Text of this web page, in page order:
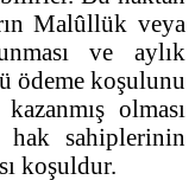
Malûllük veya
ve aylık
ödeme koşulunu
olması
sahiplerinin
koşuldur.